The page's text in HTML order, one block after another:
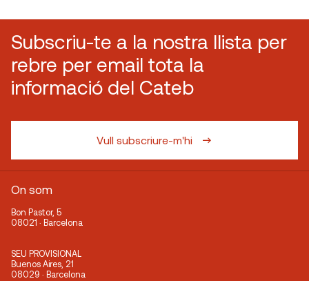
Subscriu-te a la nostra llista per
rebre per email tota la
informació del Cateb
Vull subscriure-m'hi
On som
Bon Pastor, 5
08021 · Barcelona
SEU PROVISIONAL
Buenos Aires, 21
08029 · Barcelona